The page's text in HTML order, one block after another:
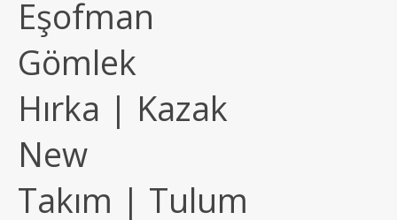
Eşofman
Gömlek
Hırka | Kazak
New
Takım | Tulum